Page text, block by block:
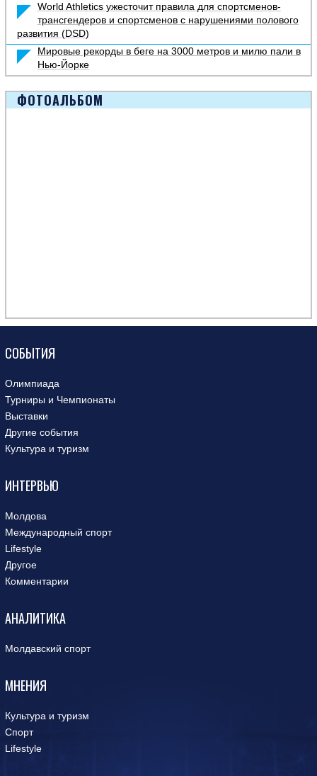
World Athletics ужесточит правила для спортсменов-
трансгендеров и спортсменов с нарушениями полового
развития (DSD)
Мировые рекорды в беге на 3000 метров и милю пали в
Нью-Йорке
ФОТОАЛЬБОМ
СОБЫТИЯ
Олимпиада
Турниры и Чемпионаты
Выставки
Другие события
Культура и туризм
ИНТЕРВЬЮ
Молдова
Международный спорт
Lifestyle
Другое
Комментарии
АНАЛИТИКА
Молдавский спорт
МНЕНИЯ
Культура и туризм
Спорт
Lifestyle